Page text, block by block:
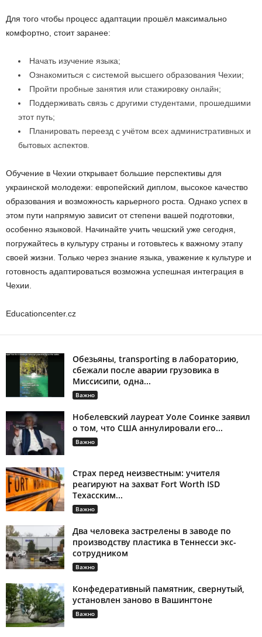
Для того чтобы процесс адаптации прошёл максимально
комфортно, стоит заранее:
Начать изучение языка;
Ознакомиться с системой высшего образования Чехии;
Пройти пробные занятия или стажировку онлайн;
Поддерживать связь с другими студентами, прошедшими
этот путь;
Планировать переезд с учётом всех административных и
бытовых аспектов.
Обучение в Чехии открывает большие перспективы для
украинской молодежи: европейский диплом, высокое качество
образования и возможность карьерного роста. Однако успех в
этом пути напрямую зависит от степени вашей подготовки,
особенно языковой. Начинайте учить чешский уже сегодня,
погружайтесь в культуру страны и готовьтесь к важному этапу
своей жизни. Только через знание языка, уважение к культуре и
готовность адаптироваться возможна успешная интеграция в
Чехии.
Educationcenter.cz
Обезьяны, transporting в лабораторию,
сбежали после аварии грузовика в
Миссисипи, одна...
Важно
Нобелевский лауреат Уоле Соинке заявил
о том, что США аннулировали его...
Важно
Страх перед неизвестным: учителя
реагируют на захват Fort Worth ISD
Техасским...
Важно
Два человека застрелены в заводе по
производству пластика в Теннесси экс-
сотрудником
Важно
Конфедеративный памятник, свернутый,
установлен заново в Вашингтоне
Важно